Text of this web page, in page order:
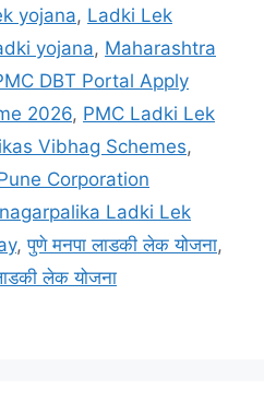
yojana, Ladki Lek
yojana, Maharashtra
DBT Portal Apply
2026, PMC Ladki Lek
Vibhag Schemes,
Corporation
Ladki Lek
,पुणे मनपा लाडकी लेक योजना,
लेक योजना